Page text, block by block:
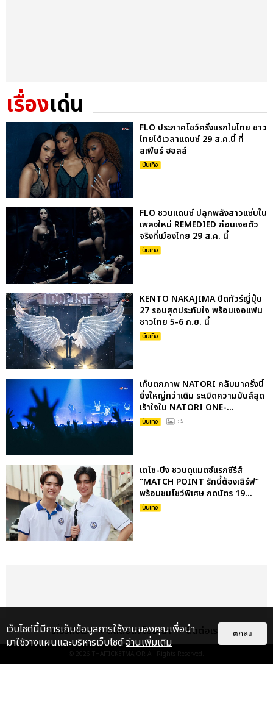
เรื่องเด่น
FLO ประกาศโชว์ครั้งแรกในไทย ชาว
ไทยได้เวลาแดนซ์ 29 ส.ค.นี้ ที่
สเฟียร์ ฮอลล์
บันเทิง
FLO ชวนแดนซ์ ปลุกพลังสาวแซ่บใน
เพลงใหม่ REMEDIED ก่อนเจอตัว
จริงที่เมืองไทย 29 ส.ค. นี้
บันเทิง
KENTO NAKAJIMA ปิดทัวร์ญี่ปุ่น
27 รอบสุดประทับใจ พร้อมเจอแฟน
ชาวไทย 5-6 ก.ย. นี้
บันเทิง
เก็บตกภาพ NATORI กลับมาครั้งนี้
ยิ่งใหญ่กว่าเดิม ระเบิดความมันส์สุด
เร้าใจใน NATORI ONE-...
บันเทิง : 5
เตโช-ปิง ชวนดูแมตซ์แรกซีรีส์
“MATCH POINT รักนี้ต้องเสิร์ฟ”
พร้อมชมโชว์พิเศษ กดบัตร 19...
บันเทิง
เกี่ยวกับเรา ติดต่อลงโฆษณา ติดต่อเรา
© 2026 THAITICKETMAJOR All Rights Reserved.
เว็บไซต์นี้มีการเก็บข้อมูลการใช้งานของคุณเพื่อนำ
มาใช้วางแผนและบริหารเว็บไซต์อ่านเพิ่มเติม
ตกลง